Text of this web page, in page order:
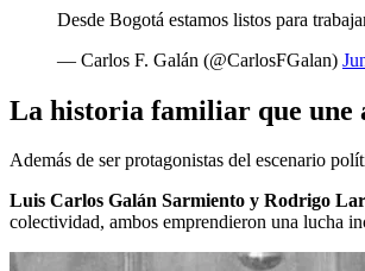
Desde Bogotá estamos listos para
— Carlos F. Galán (@CarlosFGalan)
La historia familiar que une
Además de ser protagonistas del escenario
Luis Carlos Galán Sarmiento y Rodrigo
colectividad, ambos emprendieron una lucha